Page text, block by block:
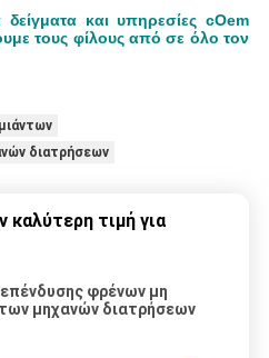
και υπηρεσίες cOem
τους φίλους από σε όλο τον
διατρήσεων
τιμή για
επένδυσης φρένων μη
μηχανών διατρήσεων